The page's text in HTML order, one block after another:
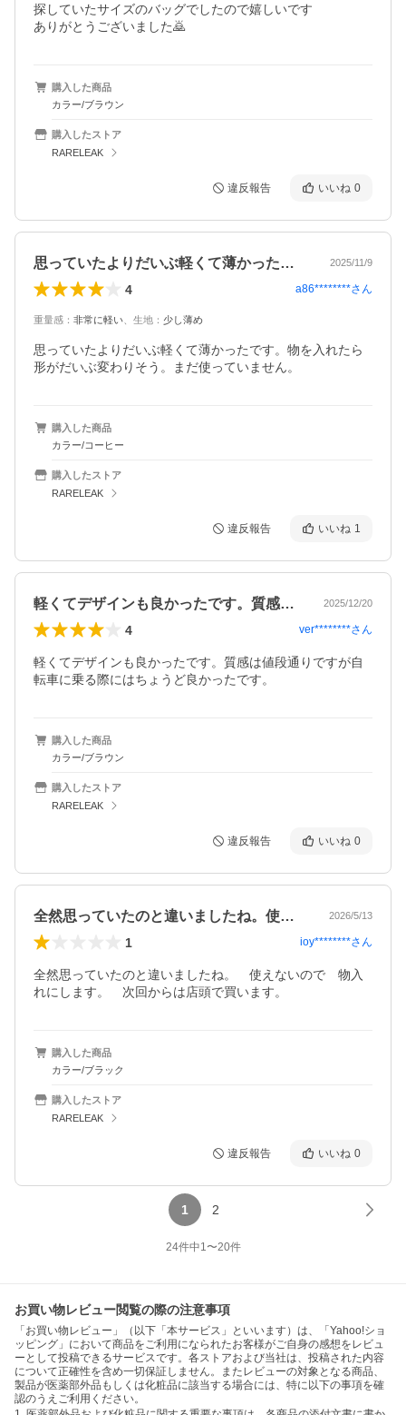
探していたサイズのバッグでしたので嬉しいです
ありがとうございました🙇
購入した商品
カラー/ブラウン
購入したストア
RARELEAK
違反報告 いいね 0
思っていたよりだいぶ軽くて薄かったです… 2025/11/9
4 a86********さん
重量感 ： 非常に軽い 生地 ： 少し薄め
思っていたよりだいぶ軽くて薄かったです。物を入れたら
形がだいぶ変わりそう。まだ使っていません。
購入した商品
カラー/コーヒー
購入したストア
RARELEAK
違反報告 いいね 1
軽くてデザインも良かったです。質感は値… 2025/12/20
4 ver********さん
軽くてデザインも良かったです。質感は値段通りですが自
転車に乗る際にはちょうど良かったです。
購入した商品
カラー/ブラウン
購入したストア
RARELEAK
違反報告 いいね 0
全然思っていたのと違いましたね。使えな… 2026/5/13
1 ioy********さん
全然思っていたのと違いましたね。　使えないので　物入
れにします。　次回からは店頭で買います。
購入した商品
カラー/ブラック
購入したストア
RARELEAK
違反報告 いいね 0
1 2
24件中1〜20件
お買い物レビュー閲覧の際の注意事項
「お買い物レビュー」（以下「本サービス」といいます）は、「Yahoo!ショ
ッピング」において商品をご利用になられたお客様がご自身の感想をレビュ
ーとして投稿できるサービスです。各ストアおよび当社は、投稿された内容
について正確性を含め一切保証しません。またレビューの対象となる商品、
製品が医薬部外品もしくは化粧品に該当する場合には、特に以下の事項を確
認のうえご利用ください。